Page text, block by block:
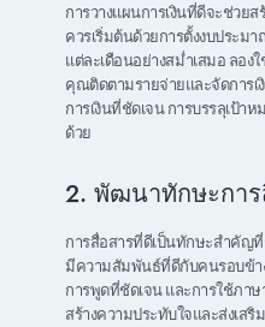
การวางแผนการเงินที่ดีจะช่วย
ควรเริ่มต้นด้วยการตั้งงบประม
แต่ละเดือนอย่างสม่ำเสมอ ลอง
คุณติดตามรายจ่ายและจัดการเ
การเงินที่ชัดเจน การบรรลุเป้า
ด้วย
2. พัฒนาทักษะการ
การสื่อสารที่ดีเป็นทักษะสำคัญ
มีความสัมพันธ์ที่ดีกับคนรอบข้า
การพูดที่ชัดเจน และการใช้ภา
สร้างความประทับใจและส่งเส